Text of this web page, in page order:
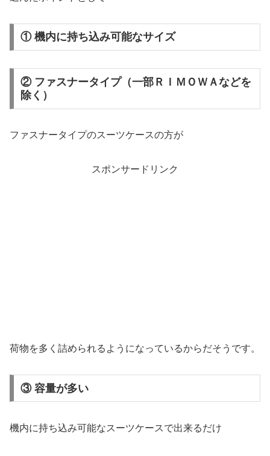
① 機内に持ち込み可能なサイズ
② ファスナータイプ（一部ＲＩＭＯＷＡなどを
除く）
ファスナータイプのスーツケースの方が
スポンサードリンク
荷物を多く詰められるようになっているからだそうです。
③ 容量が多い
機内に持ち込み可能なスーツケースで出来るだけ